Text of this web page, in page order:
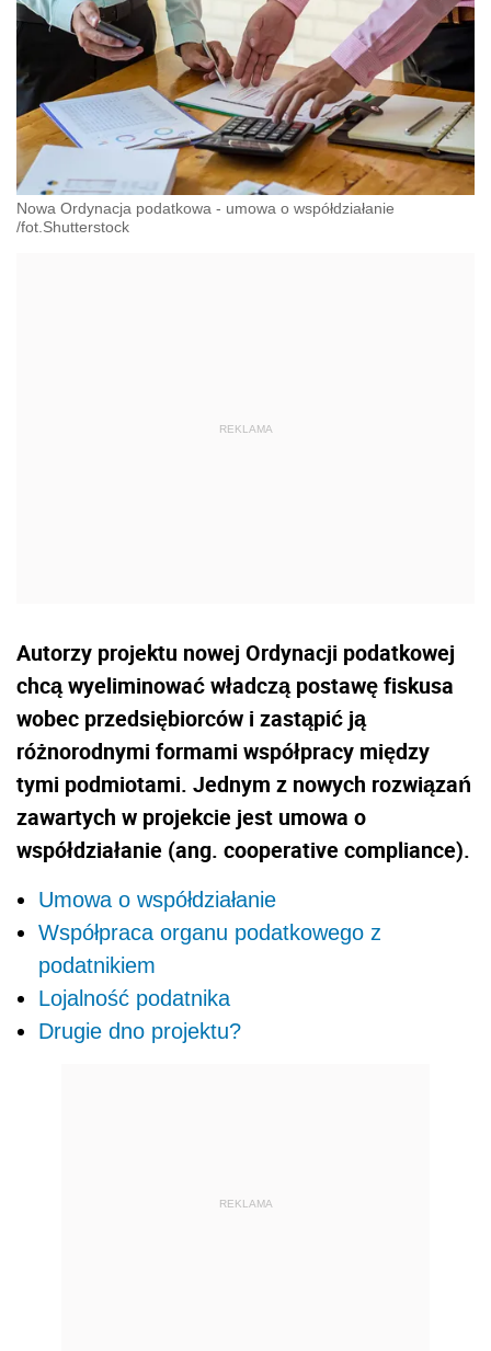
Nowa Ordynacja podatkowa - umowa o współdziałanie
/fot.Shutterstock
Autorzy projektu nowej Ordynacji podatkowej
chcą wyeliminować władczą postawę fiskusa
wobec przedsiębiorców i zastąpić ją
różnorodnymi formami współpracy między
tymi podmiotami. Jednym z nowych rozwiązań
zawartych w projekcie jest umowa o
współdziałanie (ang. cooperative compliance).
Umowa o współdziałanie
Współpraca organu podatkowego z
podatnikiem
Lojalność podatnika
Drugie dno projektu?
REKLAMA